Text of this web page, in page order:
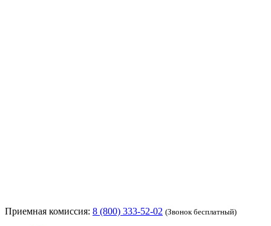
Приемная комиссия: 8 (800) 333-52-02 (Звонок бесплатный)